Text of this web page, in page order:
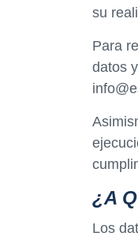
su
Para
datos
¿A
Los